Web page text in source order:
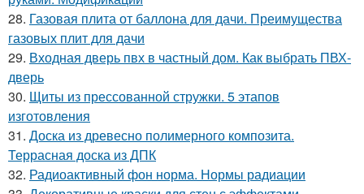
28. Газовая плита от баллона для дачи. Преимущества
газовых плит для дачи
29. Входная дверь пвх в частный дом. Как выбрать ПВХ-
дверь
30. Щиты из прессованной стружки. 5 этапов
изготовления
31. Доска из древесно полимерного композита.
Террасная доска из ДПК
32. Радиоактивный фон норма. Нормы радиации